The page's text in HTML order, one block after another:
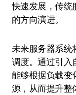
快速发展，传统
的方向演进。
未来服务器系统
调度。通过引入
能够根据负载变
源，从而提升整